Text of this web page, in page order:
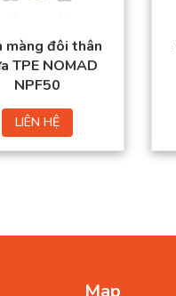
màng đôi thân
TPE NOMAD
NPF50
LIÊN HỆ
Map